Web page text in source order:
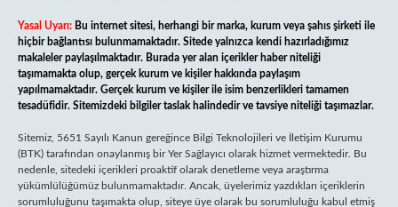
Yasal Uyarı: Bu internet sitesi, herhangi bir marka, kurum veya şahıs şirketi ile
hiçbir bağlantısı bulunmamaktadır. Sitede yalnızca kendi hazırladığımız
makaleler paylaşılmaktadır. Burada yer alan içerikler haber niteliği
taşımamakta olup, gerçek kurum ve kişiler hakkında paylaşım
yapılmamaktadır. Gerçek kurum ve kişiler ile isim benzerlikleri tamamen
tesadüfidir. Sitemizdeki bilgiler taslak halindedir ve tavsiye niteliği taşımazlar.
Sitemiz, 5651 Sayılı Kanun gereğince Bilgi Teknolojileri ve İletişim Kurumu
(BTK) tarafından onaylanmış bir Yer Sağlayıcı olarak hizmet vermektedir. Bu
nedenle, sitedeki içerikleri proaktif olarak denetleme veya araştırma
yükümlülüğümüz bulunmamaktadır. Ancak, üyelerimiz yazdıkları içeriklerin
sorumluluğunu taşımakta olup, siteye üye olarak bu sorumluluğu kabul etmiş